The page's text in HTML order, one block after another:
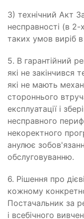
3) технічний Акт
несправності (в
таких умов виріб
5. В гарантійний
які не закінчився
які не мають
стороннього
експлуатації і
несправного
некоректного
анулює
обслуговуванню.
6. Рішення про
кожному
Постачальник за
і всебічного